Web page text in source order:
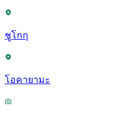
ชูโกกุ
โอคายามะ